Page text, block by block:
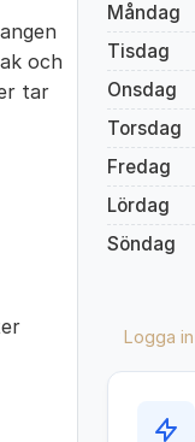
och
tar
Måndag
Tisdag
Onsdag
Torsdag
Fredag
Lördag
Söndag
Logga in